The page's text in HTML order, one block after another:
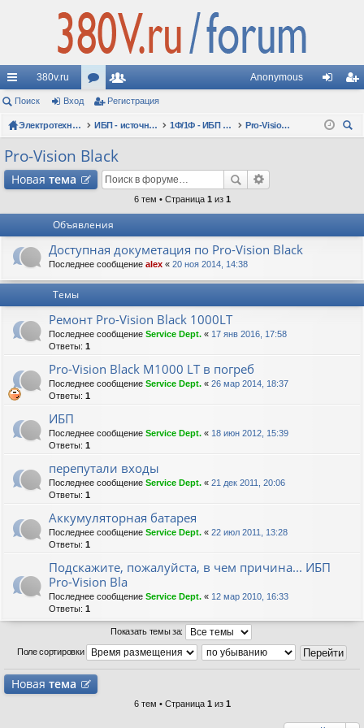
с
ы
лк
380v.ru
ор
ум
ы
ол
ьз
ов
ат
и
Anonymous
д ис
Поиск Вход Регистрация
Электротехнические форумы ИБП - источники бесперебойного питания 1Ф/1Ф - ИБП N-POWER - однофазные 1-10 кВА - вопросы по моделям
Pro-Vision Black
Pro-Vision Black
Новая тема
6 тем • Страница 1 из 1
Объявления
Доступная докуметация по Pro-Vision Black
Последнее сообщение alex « 20 ноя 2014, 14:38
Темы
Ремонт Pro-Vision Black 1000LT
Последнее сообщение Service Dept. « 17 янв 2016, 17:58
Ответы: 1
Pro-Vision Black M1000 LT в погреб
Последнее сообщение Service Dept. « 26 мар 2014, 18:37
Ответы: 1
ИБП
Последнее сообщение Service Dept. « 18 июн 2012, 15:39
Ответы: 1
перепутали входы
Последнее сообщение Service Dept. « 21 дек 2011, 20:06
Ответы: 1
Аккумуляторная батарея
Последнее сообщение Service Dept. « 22 июл 2011, 13:28
Ответы: 1
Подскажите, пожалуйста, в чем причина... ИБП
Pro-Vision Bla
Последнее сообщение Service Dept. « 12 мар 2010, 16:33
Ответы: 1
Показать темы за:
Поле сортировки
Новая тема
6 тем • Страница 1 из 1